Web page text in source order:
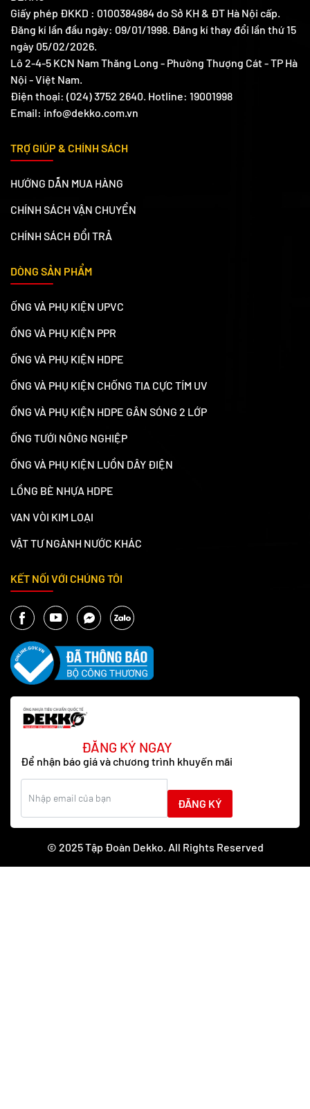
Giấy phép ĐKKD : 0100384984 do Sở KH & ĐT Hà Nội cấp.
Đăng kí lần đầu ngày: 09/01/1998. Đăng kí thay đổi lần thứ 15
ngày 05/02/2026.
Lô 2-4-5 KCN Nam Thăng Long - Phường Thượng Cát - TP Hà
Nội - Việt Nam.
Điện thoại: (024) 3752 2640. Hotline: 19001998
Email: info@dekko.com.vn
TRỢ GIÚP & CHÍNH SÁCH
HƯỚNG DẪN MUA HÀNG
CHÍNH SÁCH VẬN CHUYỂN
CHÍNH SÁCH ĐỔI TRẢ
DÒNG SẢN PHẨM
ỐNG VÀ PHỤ KIỆN UPVC
ỐNG VÀ PHỤ KIỆN PPR
ỐNG VÀ PHỤ KIỆN HDPE
ỐNG VÀ PHỤ KIỆN CHỐNG TIA CỰC TÍM UV
ỐNG VÀ PHỤ KIỆN HDPE GÂN SÓNG 2 LỚP
ỐNG TƯỚI NÔNG NGHIỆP
ỐNG VÀ PHỤ KIỆN LUỒN DÂY ĐIỆN
LỒNG BÈ NHỰA HDPE
VAN VÒI KIM LOẠI
VẬT TƯ NGÀNH NƯỚC KHÁC
KẾT NỐI VỚI CHÚNG TÔI
ĐĂNG KÝ NGAY
Để nhận báo giá và chương trình khuyến mãi
ĐĂNG KÝ
© 2025 Tập Đoàn Dekko. All Rights Reserved